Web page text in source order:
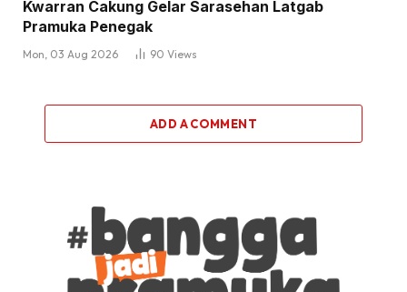
Kwarran Cakung Gelar Sarasehan Latgab
Pramuka Penegak
Mon, 03 Aug 2026 90 Views
ADD A COMMENT